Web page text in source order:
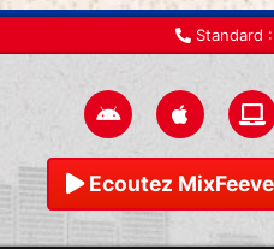
Standard :
Ecoutez